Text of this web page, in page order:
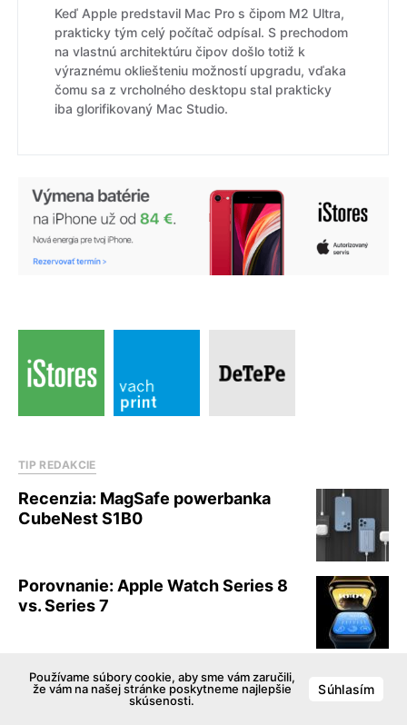
Keď Apple predstavil Mac Pro s čipom M2 Ultra,
prakticky tým celý počítač odpísal. S prechodom
na vlastnú architektúru čipov došlo totiž k
výraznému okliešteniu možností upgradu, vďaka
čomu sa z vrcholného desktopu stal prakticky
iba glorifikovaný Mac Studio.
TIP REDAKCIE
Recenzia: MagSafe powerbanka
CubeNest S1B0
Porovnanie: Apple Watch Series 8
vs. Series 7
Apple predstavil nový iPhone 14
Pro a Pro Max s novým výrezom
Používame súbory cookie, aby sme vám zaručili,
že vám na našej stránke poskytneme najlepšie
skúsenosti.
Súhlasím